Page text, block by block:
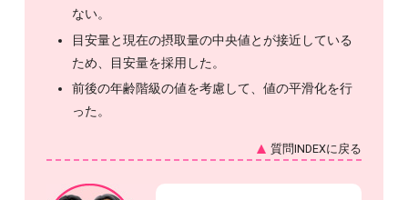
ない。
目安量と現在の摂取量の中央値とが接近している
ため、目安量を採用した。
前後の年齢階級の値を考慮して、値の平滑化を行
った。
質問INDEXに戻る